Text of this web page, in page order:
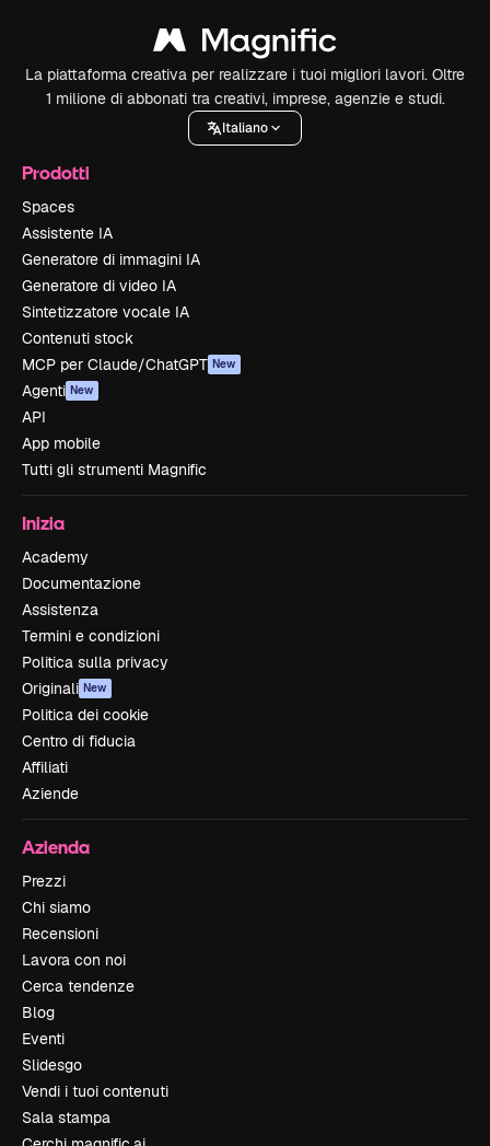
La piattaforma creativa per realizzare i tuoi migliori lavori. Oltre
1 milione di abbonati tra creativi, imprese, agenzie e studi.
Italiano
Prodotti
Spaces
Assistente IA
Generatore di immagini IA
Generatore di video IA
Sintetizzatore vocale IA
Contenuti stock
MCP per Claude/ChatGPT New
Agenti New
API
App mobile
Tutti gli strumenti Magnific
Inizia
Academy
Documentazione
Assistenza
Termini e condizioni
Politica sulla privacy
Originali New
Politica dei cookie
Centro di fiducia
Affiliati
Aziende
Azienda
Prezzi
Chi siamo
Recensioni
Lavora con noi
Cerca tendenze
Blog
Eventi
Slidesgo
Vendi i tuoi contenuti
Sala stampa